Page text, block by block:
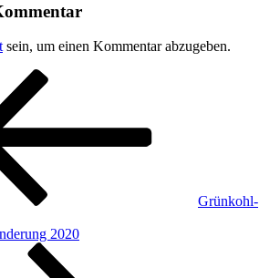
sein, um einen Kommentar abzugeben.
Grünkohl-
2020